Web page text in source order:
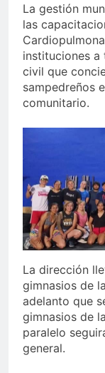
La gestión
las
instituciones a
civil que
sampedreños
comunitario.
La dirección
gimnasios de
adelanto que
gimnasios de
paralelo
general.